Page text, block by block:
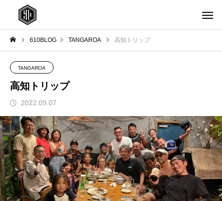
610BLOG TANGAROA 高知トリップ
TANGAROA
高知トリップ
2022.09.07